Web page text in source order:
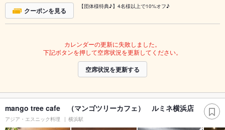
クーポンを見る 【団体様特典♪】4名様以上で10%オフ♪
カレンダーの更新に失敗しました。
下記ボタンを押して空席状況を更新してください。
空席状況を更新する
mango tree cafe （マンゴツリーカフェ） ルミネ横浜店
アジア・エスニック料理 横浜駅